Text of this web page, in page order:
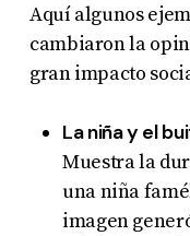
Aquí algunos
cambiaron la
gran impacto
La niña y el
Muestra la
una niña
imagen